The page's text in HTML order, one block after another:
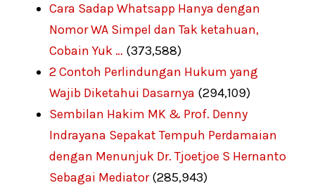
Cara Sadap Whatsapp Hanya dengan
Nomor WA Simpel dan Tak ketahuan,
Cobain Yuk … (373,588)
2 Contoh Perlindungan Hukum yang
Wajib Diketahui Dasarnya (294,109)
Sembilan Hakim MK & Prof. Denny
Indrayana Sepakat Tempuh Perdamaian
dengan Menunjuk Dr. Tjoetjoe S Hernanto
Sebagai Mediator (285,943)